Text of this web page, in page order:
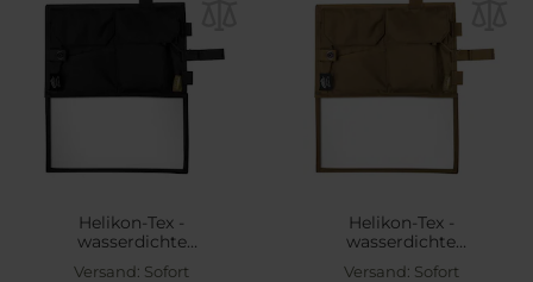
Helikon-Tex -
wasserdichte
Kartentasche - Black
Versand: Sofort
Helikon-Tex -
wasserdichte
Kartentasche - Coyote
Versand: Sofort